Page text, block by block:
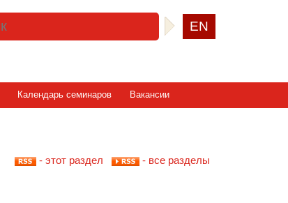
EN
Календарь семинаров Вакансии
- этот раздел - все разделы